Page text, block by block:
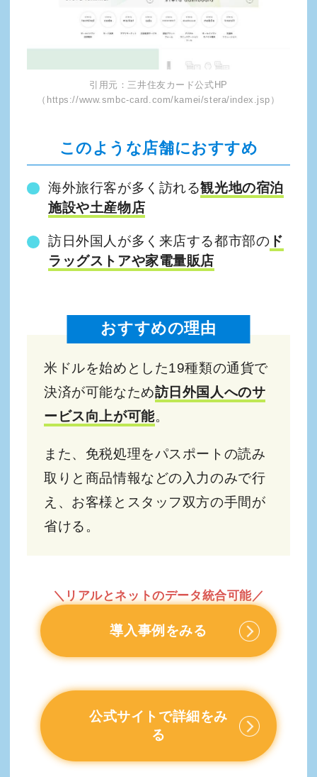
引用元：三井住友カード公式HP
（https://www.smbc-card.com/kamei/stera/index.jsp）
このような店舗におすすめ
海外旅行客が多く訪れる観光地の宿泊
施設や土産物店
訪日外国人が多く来店する都市部の ド
ラッグストアや家電量販店
おすすめの理由
米ドルを始めとした19種類の通貨で
決済が可能なため訪日外国人へのサ
ービス向上が可能。
また、免税処理をパスポートの読み
取りと商品情報などの入力のみで行
え、お客様とスタッフ双方の手間が
省ける。
＼リアルとネットのデータ統合可能／
導入事例をみる
公式サイトで詳細をみ
る